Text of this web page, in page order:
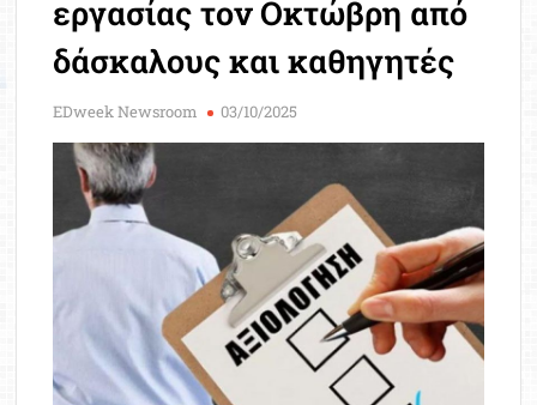
εργασίας τον Οκτώβρη από
δάσκαλους και καθηγητές
EDweek Newsroom 03/10/2025